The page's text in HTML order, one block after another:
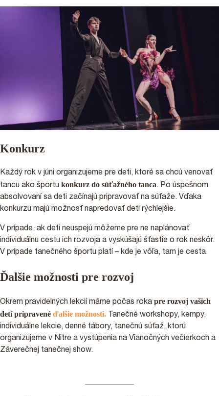
Konkurz
Každý rok v júni organizujeme pre deti, ktoré sa chcú venovať
tancu ako športu konkurz do súťažného tanca. Po úspešnom
absolvovaní sa deti začínajú pripravovať na súťaže. Vďaka
konkurzu majú možnosť napredovať deti rýchlejšie.
V prípade, ak deti neuspejú môžeme pre ne naplánovať
individuálnu cestu ich rozvoja a vyskúšajú šťastie o rok neskôr.
V prípade tanečného športu platí – kde je vôľa, tam je cesta.
Ďalšie možnosti pre rozvoj
Okrem pravidelných lekcií máme počas roka pre rozvoj vašich
detí pripravené ďalšie možnosti. Tanečné workshopy, kempy,
individuálne lekcie, denné tábory, tanečnú súťaž, ktorú
organizujeme v Nitre a vystúpenia na Vianočných večierkoch a
Záverečnej tanečnej show.